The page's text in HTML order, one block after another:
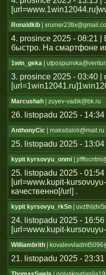
Ronaldkib |
4. prosince 2025 - 08:21
быстро. На смартфоне
1win_geka |
3. prosince 2025 - 03:40
Marcushah | zuyev-vadik@bk.ru
26. listopadu 2025 - 14:34 |
AnthonyCic | maksdaloli@mail.ru
25. listopadu 2025 -
kypit kyrsovyu_onmi |
25. listopadu 2025 - 01:54
[url=www.kupit-
качественно[/url] .
kypit kyrsovyu_rkSn |
24. listopadu 2025 - 16:56
[url=www.kupit-
Williambrith |
21. listopadu 2025 - 23:31